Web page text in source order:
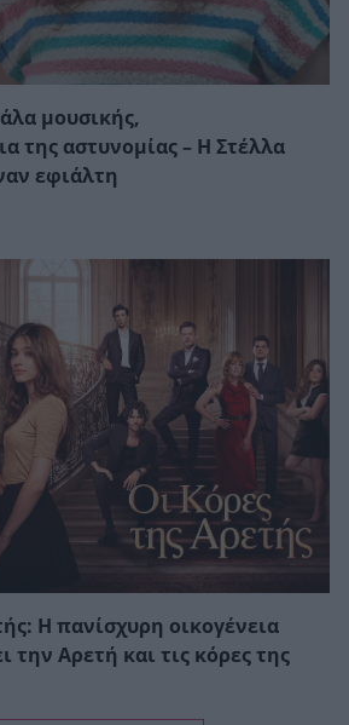
μουσικής,
της αστυνομίας – Η Στέλλα
εφιάλτη
Η πανίσχυρη οικογένεια
την Αρετή και τις κόρες της